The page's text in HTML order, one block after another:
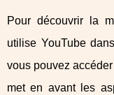
Pour découvrir la
utilise YouTube
vous pouvez
met en avant les